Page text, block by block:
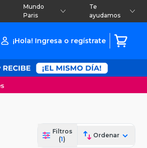
Mundo
Paris
Te
ayudamos
¡Hola! Ingresa o regístrate
Filtros
(1)
Ordenar